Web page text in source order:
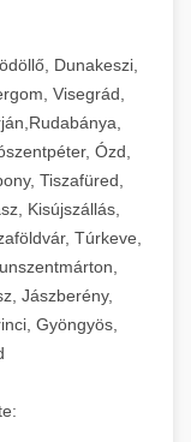
Dunakeszi,
Visegrád,
Ózd,
Tiszafüred,
Kisújszállás,
Túrkeve,
Jászberény,
Gyöngyös,